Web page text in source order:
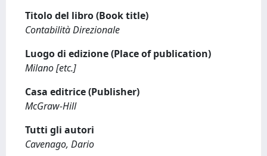
Titolo del libro (Book title)
Contabilità Direzionale
Luogo di edizione (Place of publication)
Milano [etc.]
Casa editrice (Publisher)
McGraw-Hill
Tutti gli autori
Cavenago, Dario